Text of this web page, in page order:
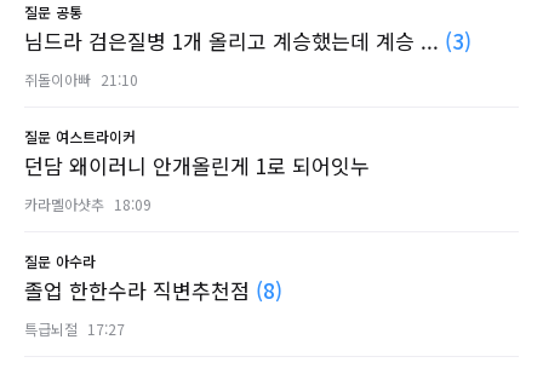
질문 공통
님드라 검은질병 1개 올리고 계승했는데 계승 ... (3)
쥐돌이아빠 21:10
질문 여스트라이커
던담 왜이러니 안개올린게 1로 되어잇누
카라멜아샷추 18:09
질문 아수라
졸업 한한수라 직변추천점 (8)
특급뇌절 17:27